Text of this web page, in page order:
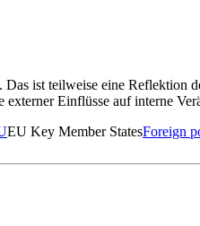
ist teilweise eine
externer Einflüsse auf interne
EU Key Member StatesForeign